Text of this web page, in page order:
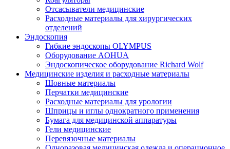
Отсасыватели медицинские
Расходные материалы для хирургических
отделений
Эндоскопия
Гибкие эндоскопы OLYMPUS
Оборудование AOHUA
Эндоскопическое оборудование Richard Wolf
Медицинские изделия и расходные материалы
Шовные материалы
Перчатки медицинские
Расходные материалы для урологии
Шприцы и иглы однократного применения
Бумага для медицинской аппаратуры
Гели медицинские
Перевязочные материалы